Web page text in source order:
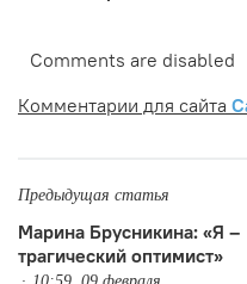
Comments are disabled
Комментарии для сайта
Предыдущая статья
Марина Брусникина: «Я –
трагический оптимист»